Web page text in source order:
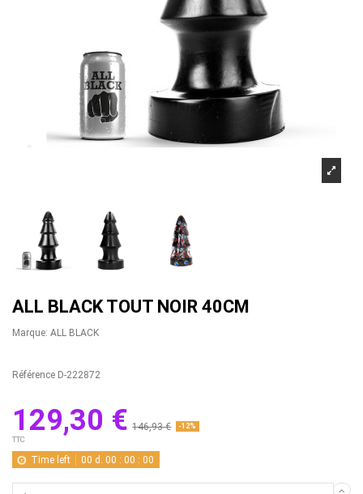
ALL BLACK TOUT NOIR 40CM
Marque: ALL BLACK
Référence D-222872
129,30 € 146,93 € -12%
TTC
Time left 00 d. 00 :00 :00